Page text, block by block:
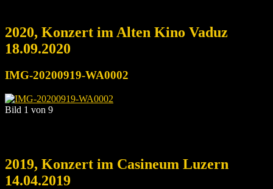
2020, Konzert im Alten Kino Vaduz
18.09.2020
IMG-20200919-WA0002
Bild 1 von 9
2019, Konzert im Casineum Luzern
14.04.2019